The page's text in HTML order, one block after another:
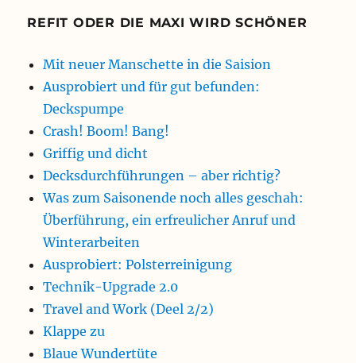
REFIT ODER DIE MAXI WIRD SCHÖNER
Mit neuer Manschette in die Saision
Ausprobiert und für gut befunden:
Deckspumpe
Crash! Boom! Bang!
Griffig und dicht
Decksdurchführungen – aber richtig?
Was zum Saisonende noch alles geschah:
Überführung, ein erfreulicher Anruf und
Winterarbeiten
Ausprobiert: Polsterreinigung
Technik-Upgrade 2.0
Travel and Work (Deel 2/2)
Klappe zu
Blaue Wundertüte